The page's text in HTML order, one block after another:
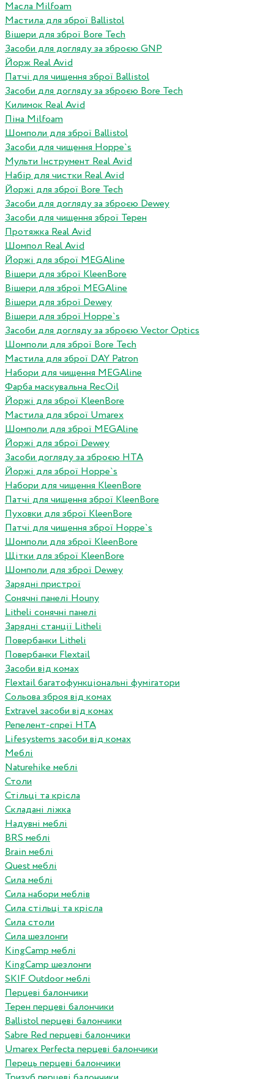
Масла Milfoam
Мастила для зброї Ballistol
Вішери для зброї Bore Tech
Засоби для догляду за зброєю GNP
Йорж Real Avid
Патчі для чищення зброї Ballistol
Засоби для догляду за зброєю Bore Tech
Килимок Real Avid
Піна Milfoam
Шомполи для зброї Ballistol
Засоби для чищення Hoppe`s
Мульти Інструмент Real Avid
Набір для чистки Real Avid
Йоржі для зброї Bore Tech
Засоби для догляду за зброєю Dewey
Засоби для чищення зброї Терен
Протяжка Real Avid
Шомпол Real Avid
Йоржі для зброї MEGAline
Вішери для зброї KleenBore
Вішери для зброї MEGAline
Вішери для зброї Dewey
Вішери для зброї Hoppe`s
Засоби для догляду за зброєю Vector Optics
Шомполи для зброї Bore Tech
Мастила для зброї DAY Patron
Набори для чищення MEGAline
Фарба маскувальна RecOil
Йоржі для зброї KleenBore
Мастила для зброї Umarex
Шомполи для зброї MEGAline
Йоржі для зброї Dewey
Засоби догляду за зброєю HTA
Йоржі для зброї Hoppe`s
Набори для чищення KleenBore
Патчі для чищення зброї KleenBore
Пуховки для зброї KleenBore
Патчі для чищення зброї Hoppe`s
Шомполи для зброї KleenBore
Щітки для зброї KleenBore
Шомполи для зброї Dewey
Зарядні пристрої
Сонячні панелі Houny
Litheli сонячні панелі
Зарядні станції Litheli
Повербанки Litheli
Повербанки Flextail
Засоби від комах
Flextail багатофункціональні фумігатори
Сольова зброя від комах
Extravel засоби від комах
Репелент-спреї HTA
Lifesystems засоби від комах
Меблі
Naturehike меблі
Столи
Стільці та крісла
Складані ліжка
Надувні меблі
BRS меблі
Brain меблі
Quest меблі
Сила меблі
Сила набори меблів
Сила стільці та крісла
Сила столи
Сила шезлонги
KingCamp меблі
KingCamp шезлонги
SKIF Outdoor меблі
Перцеві балончики
Терен перцеві балончики
Ballistol перцеві балончики
Sabre Red перцеві балончики
Umarex Perfecta перцеві балончики
Перець перцеві балончики